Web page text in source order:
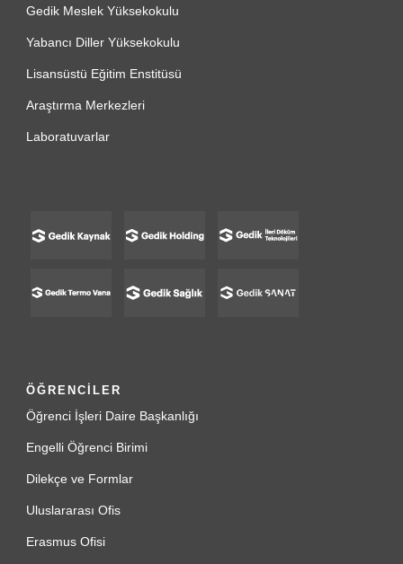
Gedik Meslek Yüksekokulu
Yabancı Diller Yüksekokulu
Lisansüstü Eğitim Enstitüsü
Araştırma Merkezleri
Laboratuvarlar
ÖĞRENCİLER
Öğrenci İşleri Daire Başkanlığı
Engelli Öğrenci Birimi
Dilekçe ve Formlar
Uluslararası Ofis
Erasmus Ofisi